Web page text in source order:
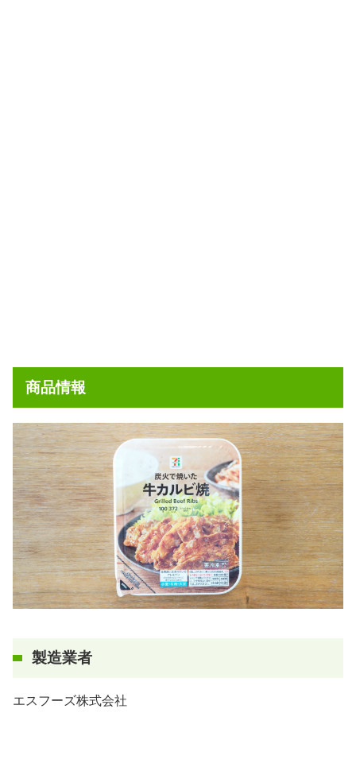
商品情報
製造業者
エスフーズ株式会社